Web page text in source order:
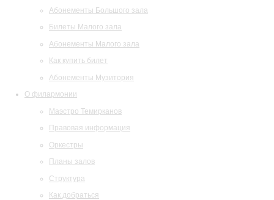
Абонементы Большого зала
Билеты Малого зала
Абонементы Малого зала
Как купить билет
Абонементы Музитория
О филармонии
Маэстро Темирканов
Правовая информация
Оркестры
Планы залов
Структура
Как добраться